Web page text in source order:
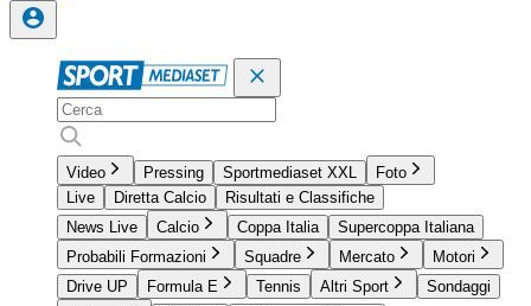
Video Pressing Sportmediaset XXL
Foto
Live
Diretta Calcio
Risultati e Classifiche
News Live
Calcio Coppa Italia
Supercoppa Italiana
Probabili Formazioni
Squadre Mercato
Motori
Drive UP
Formula E Tennis Altri Sport
Sondaggi